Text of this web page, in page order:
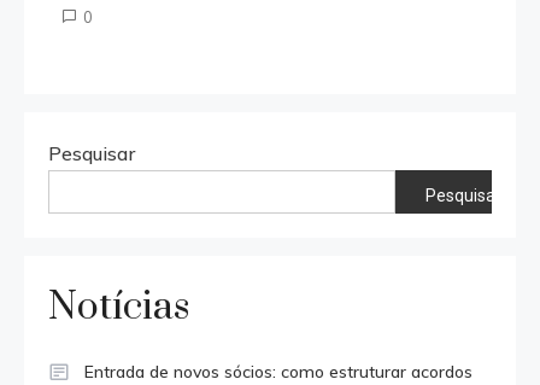
0
Pesquisar
Pesquisar
Notícias
Entrada de novos sócios: como estruturar acordos